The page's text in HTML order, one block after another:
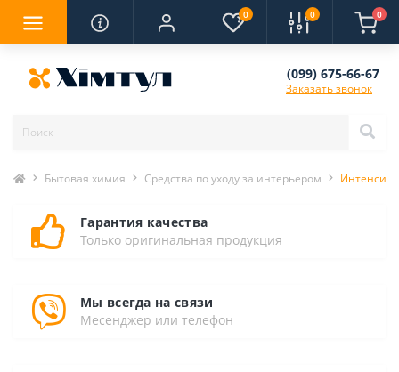
0 0 0
(099) 675-66-67
Заказать звонок
Бытовая химия Средства по уходу за интерьером
Гарантия качества
Только оригинальная продукция
Мы всегда на связи
Месенджер или телефон